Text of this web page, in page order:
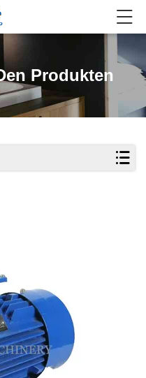
Produkten